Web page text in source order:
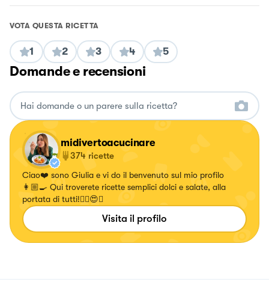
VOTA QUESTA RICETTA
1 2 3 4 5
Domande e recensioni
midivertoacucinare
374 ricette
Ciao❤️ sono Giulia e vi do il benvenuto sul mio profilo
👩🏼‍🍳 Qui troverete ricette semplici dolci e salate, alla
portata di tutti!✌🏼😍🍝
Visita il profilo